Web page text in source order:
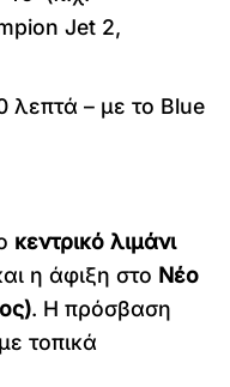
Jet 2,
λεπτά – με το Blue
κεντρικό λιμάνι
η άφιξη στο Νέο
. Η πρόσβαση
τοπικά